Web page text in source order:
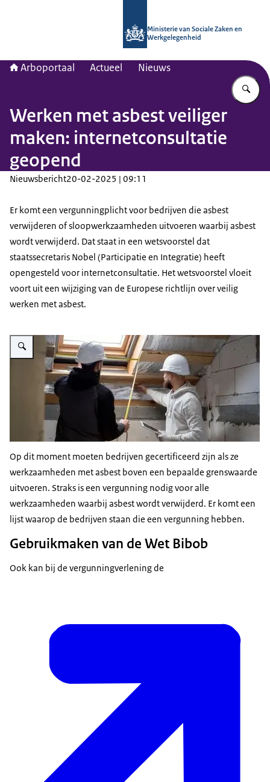
Ministerie van Sociale Zaken en
Werkgelegenheid
Arboportaal Actueel Nieuws
Werken met asbest veiliger
maken: internetconsultatie
geopend
Nieuwsbericht20-02-2025 | 09:11
Er komt een vergunningplicht voor bedrijven die asbest
verwijderen of sloopwerkzaamheden uitvoeren waarbij asbest
wordt verwijderd. Dat staat in een wetsvoorstel dat
staatssecretaris Nobel (Participatie en Integratie) heeft
opengesteld voor internetconsultatie. Het wetsvoorstel vloeit
voort uit een wijziging van de Europese richtlijn over veilig
werken met asbest.
Vergroot afbeelding Decoratieve afbeelding asbest
Op dit moment moeten bedrijven gecertificeerd zijn als ze
werkzaamheden met asbest boven een bepaalde grenswaarde
uitvoeren. Straks is een vergunning nodig voor alle
werkzaamheden waarbij asbest wordt verwijderd. Er komt een
lijst waarop de bedrijven staan die een vergunning hebben.
Gebruikmaken van de Wet Bibob
Ook kan bij de vergunningverlening de